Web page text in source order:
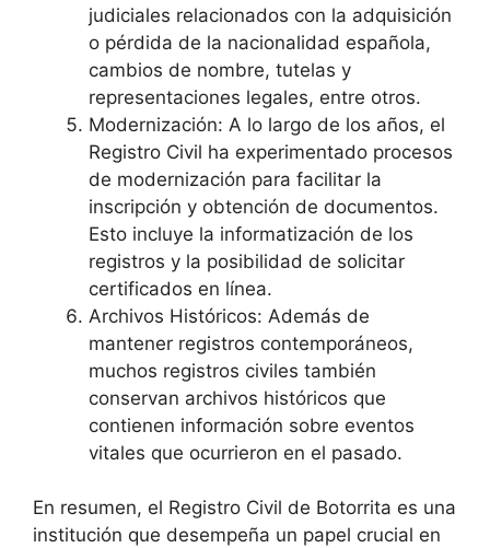
judiciales relacionados con la adquisición
o pérdida de la nacionalidad española,
cambios de nombre, tutelas y
representaciones legales, entre otros.
Modernización: A lo largo de los años, el
Registro Civil ha experimentado procesos
de modernización para facilitar la
inscripción y obtención de documentos.
Esto incluye la informatización de los
registros y la posibilidad de solicitar
certificados en línea.
Archivos Históricos: Además de
mantener registros contemporáneos,
muchos registros civiles también
conservan archivos históricos que
contienen información sobre eventos
vitales que ocurrieron en el pasado.
En resumen, el Registro Civil de Botorrita es una
institución que desempeña un papel crucial en